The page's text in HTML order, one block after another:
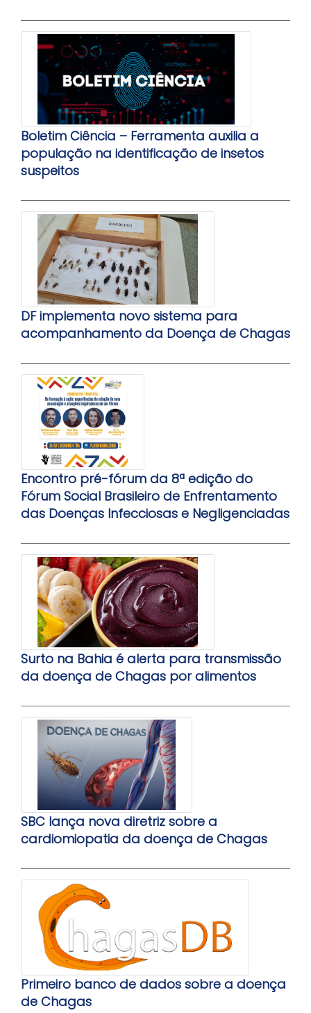
Boletim Ciência – Ferramenta auxilia a
população na identificação de insetos
suspeitos
DF implementa novo sistema para
acompanhamento da Doença de Chagas
Encontro pré-fórum da 8ª edição do
Fórum Social Brasileiro de Enfrentamento
das Doenças Infecciosas e Negligenciadas
Surto na Bahia é alerta para transmissão
da doença de Chagas por alimentos
SBC lança nova diretriz sobre a
cardiomiopatia da doença de Chagas
Primeiro banco de dados sobre a doença
de Chagas